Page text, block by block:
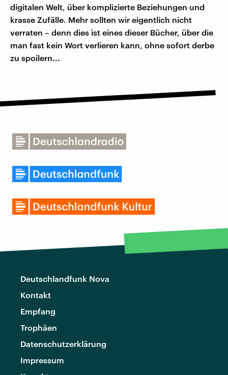
digitalen Welt, über komplizierte Beziehungen und
krasse Zufälle. Mehr sollten wir eigentlich nicht
verraten – denn dies ist eines dieser Bücher, über die
man fast kein Wort verlieren kann, ohne sofort derbe
zu spoilern...
Deutschlandfunk Nova
Kontakt
Empfang
Trophäen
Datenschutzerklärung
Impressum